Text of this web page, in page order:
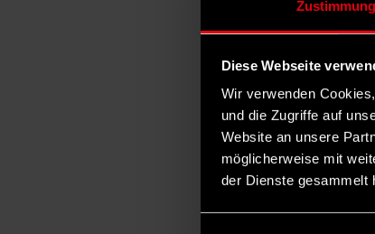
Zustimmung
Diese Webseite
Wir verwenden
und die Zugriffe auf
Website an unsere
möglicherweise mit
der Dienste gesammelt